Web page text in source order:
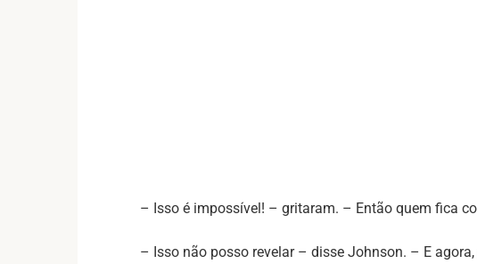
– Isso é impossível! – gritaram. – Então quem fica
– Isso não posso revelar – disse Johnson. – E